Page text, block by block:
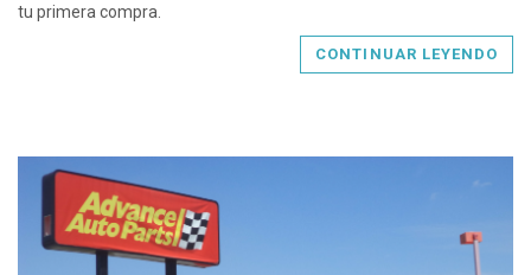
tu primera compra.
CONTINUAR LEYENDO